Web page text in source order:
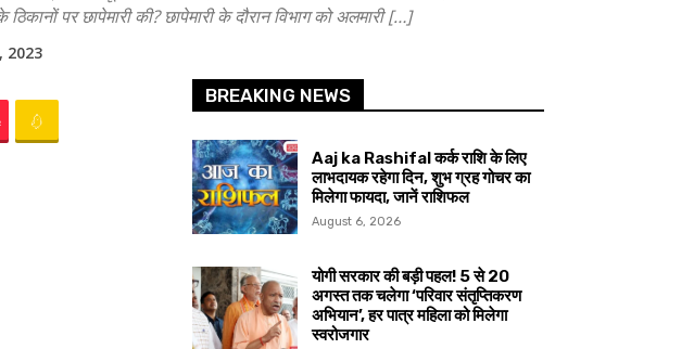
पर छापेमारी की? छापेमारी के दौरान विभाग को अलमारी […]
2023
BREAKING NEWS
Aaj ka Rashifal कर्क राशि के लिए
लाभदायक रहेगा दिन, शुभ ग्रह गोचर का
मिलेगा फायदा, जानें राशिफल
August 6, 2026
योगी सरकार की बड़ी पहल! 5 से 20
अगस्त तक चलेगा ‘परिवार संतृप्तिकरण
अभियान’, हर पात्र महिला को मिलेगा
स्वरोजगार